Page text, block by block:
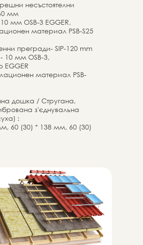
несъстоятелни
мм
мм OSB-3 EGGER,
материал PSB-S25
прегради- SIP-120 mm
10 мм OSB-3,
EGGER
материал PSB-
дошка / Стругана,
з'єднувальна
:
60 (30) * 138 мм, 60 (30)
включително био/
дърво и материали за